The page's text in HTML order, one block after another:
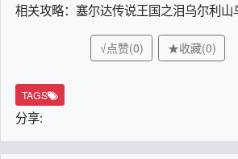
相关攻略：塞尔达传说王国之泪乌尔利山
√点赞(0) ★收藏(0)
TAGS
分享: